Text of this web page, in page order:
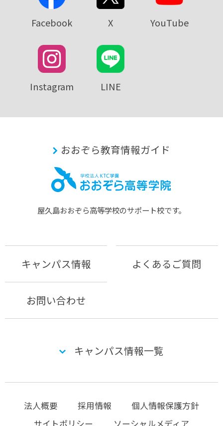
Facebook X YouTube
Instagram LINE
おおぞら教育情報ガイド
屋久島おおぞら⾼等学校のサポート校です。
キャンパス情報 よくあるご質問
お問い合わせ
キャンパス情報一覧
法人概要 採用情報
個人情報保護方針
サイトポリシー
ソーシャルメディア